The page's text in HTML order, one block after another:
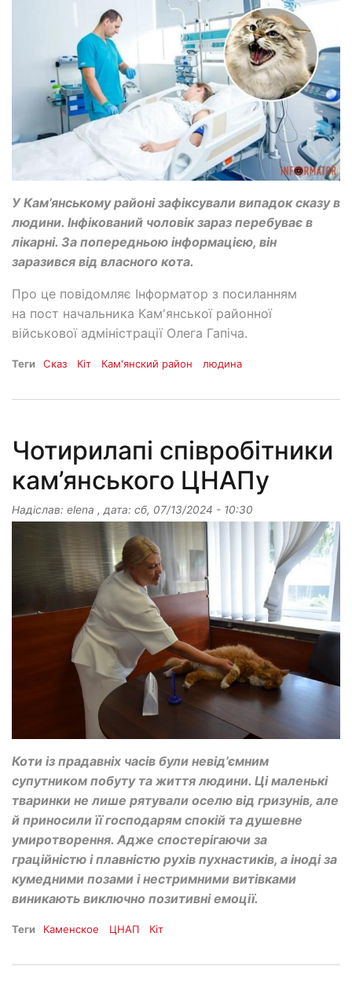
У Кам’янському районі зафіксували випадок сказу в
людини. Інфікований чоловік зараз перебуває в
лікарні. За попередньою інформацією, він
заразився від власного кота.
Про це повідомляє Інформатор з посиланням
на пост начальника Кам'янської районної
військової адміністрації Олега Гапіча.
Теги Сказ Кіт Кам'янский район людина
Чотирилапі співробітники
кам’янського ЦНАПу
Надіслав: elena , дата: сб, 07/13/2024 - 10:30
Коти із прадавніх часів були невід’ємним
супутником побуту та життя людини. Ці маленькі
тваринки не лише рятували оселю від гризунів, але
й приносили її господарям спокій та душевне
умиротворення. Адже спостерігаючи за
граційністю і плавністю рухів пухнастиків, а іноді за
кумедними позами і нестримними витівками
виникають виключно позитивні емоції.
Теги Каменское ЦНАП Кіт